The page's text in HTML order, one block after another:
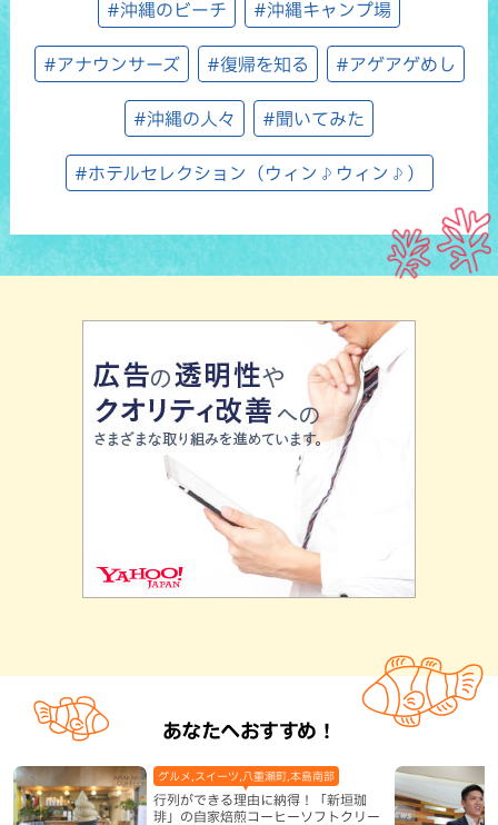
#沖縄のビーチ #沖縄キャンプ場
#アナウンサーズ #復帰を知る #アゲアゲめし
#沖縄の人々 #聞いてみた
#ホテルセレクション（ウィン♪ウィン♪）
あなたへおすすめ！
行列ができる理由に納得！「新垣珈
琲」の自家焙煎コーヒーソフトクリー
グルメ,スイーツ,八重瀬町,本島南部